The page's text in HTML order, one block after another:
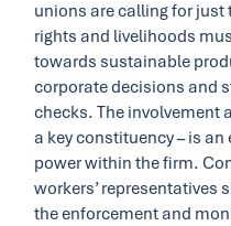
unions are calling for just
rights and livelihoods
towards sustainable
corporate decisions and
checks. The involvement
a key constituency – is
power within the firm.
workers’ representatives
the enforcement and